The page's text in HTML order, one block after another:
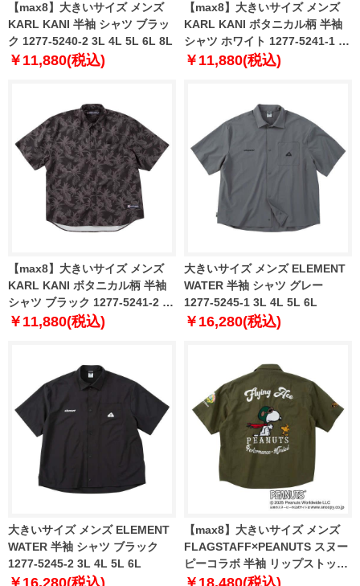
【max8】大きいサイズ メンズ
KARL KANI 半袖 シャツ ブラッ
ク 1277-5240-2 3L 4L 5L 6L 8L
￥11,880(税込)
【max8】大きいサイズ メンズ
KARL KANI ボタニカル柄 半袖
シャツ ホワイト 1277-5241-1 3L
4L 5L 6L 8L
￥11,880(税込)
【max8】大きいサイズ メンズ
KARL KANI ボタニカル柄 半袖
シャツ ブラック 1277-5241-2 3L
4L 5L 6L 8L
￥11,880(税込)
大きいサイズ メンズ ELEMENT
WATER 半袖 シャツ グレー
1277-5245-1 3L 4L 5L 6L
￥16,280(税込)
大きいサイズ メンズ ELEMENT
WATER 半袖 シャツ ブラック
1277-5245-2 3L 4L 5L 6L
【max8】大きいサイズ メンズ
FLAGSTAFF×PEANUTS スヌー
ピーコラボ 半袖 リップストップ
シャツ カーキ 1277-5205-1 3L